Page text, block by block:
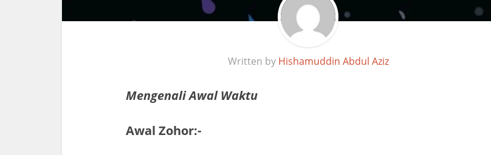
Written by Hishamuddin Abdul Aziz
Mengenali Awal Waktu
Awal Zohor:-